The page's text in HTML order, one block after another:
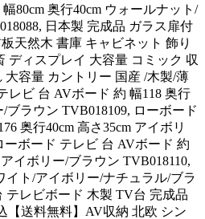
80cm 奥行40cm ウォールナット/
日本製 完成品 ガラス扉付
天然木 書庫 キャビネット 飾り
ディスプレイ 大容量 コミック 収
容量 カントリー 国産 /木製/薄
レビ 台 AVボード 約 幅118 奥行
ブラウン TVB018109, ローボード
奥行40cm 高さ35cm アイボリ
ーボード テレビ 台 AVボード 約
イボリー/ブラウン TVB018110,
イト/アイボリー/ナチュラル/ブラ
テレビボード 木製 TV台 完成品
【送料無料】AV収納 北欧 シン